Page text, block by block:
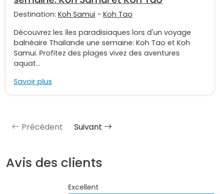
Destination: Koh Samui - Koh Tao
Découvrez les îles paradisiaques lors d'un voyage
balnéaire Thailande une semaine: Koh Tao et Koh
Samui. Profitez des plages vivez des aventures
aquat...
Savoir plus
Précédent Suivant
Avis des clients
Excellent